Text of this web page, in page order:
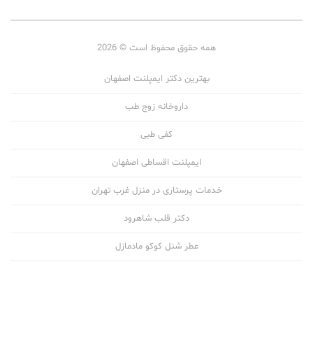
همه حقوق محفوظ است © 2026
بهترین دکتر ایمپلنت اصفهان
داروخانه زوج طب
کفی طبی
ایمپلنت اقساطی اصفهان
خدمات پرستاری در منزل غرب تهران
دکتر قلب شاهرود
عطر شنل کوکو مادمازل